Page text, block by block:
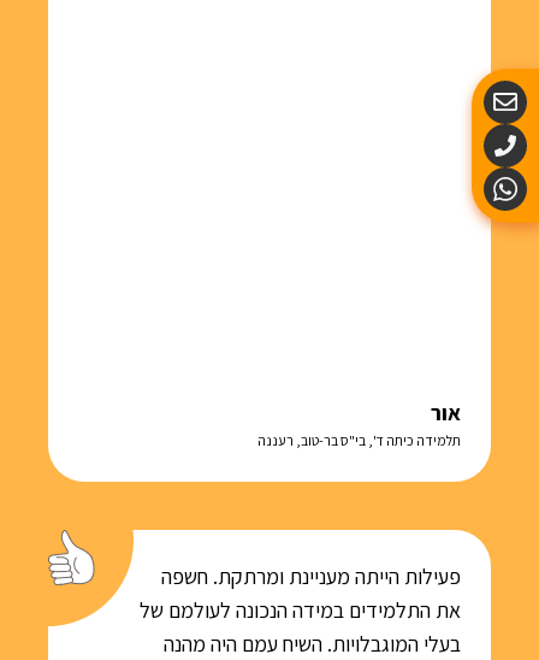
אור
תלמידה כיתה ד', בי"ס בר-טוב, רעננה
פעילות הייתה מעניינת ומרתקת. חשפה
את התלמידים במידה הנכונה לעולמם של
בעלי המוגבלויות. השיח עמם היה מהנה